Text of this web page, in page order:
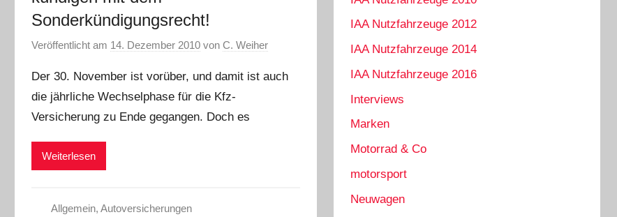
Sonderkündigungsrecht!
Veröffentlicht am 14. Dezember 2010 vonC. Weiher
Der 30. November ist vorüber, und damit ist auch
die jährliche Wechselphase für die Kfz-
Versicherung zu Ende gegangen. Doch es
Weiterlesen
Allgemein, Autoversicherungen
IAA Nutzfahrzeuge 2012
IAA Nutzfahrzeuge 2014
IAA Nutzfahrzeuge 2016
Interviews
Marken
Motorrad & Co
motorsport
Neuwagen